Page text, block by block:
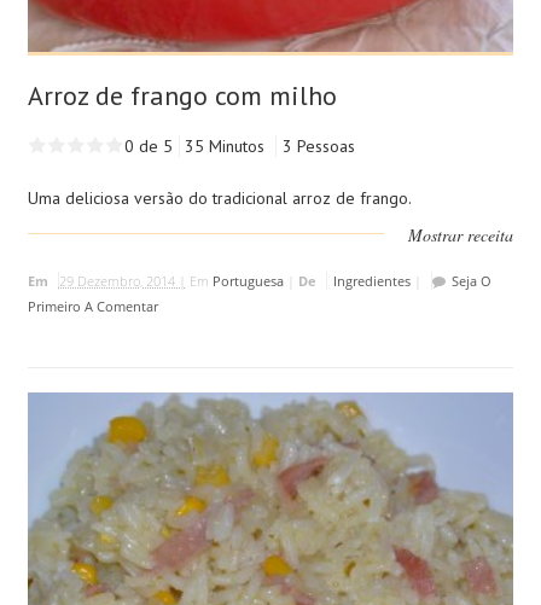
Arroz de frango com milho
0 de 5 35 Minutos 3 Pessoas
Uma deliciosa versão do tradicional arroz de frango.
Mostrar receita
Em 29 Dezembro, 2014 | Em Portuguesa| De Ingredientes|
Seja O
Primeiro A Comentar